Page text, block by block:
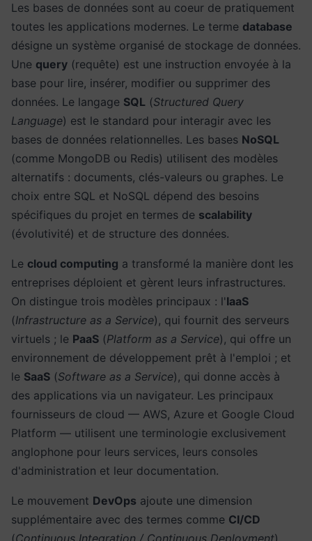
Les bases de données sont au coeur de pratiquement
toutes les applications modernes. Le terme database
désigne un système organisé de stockage de données.
Une query (requête) est une instruction envoyée à la
base pour lire, insérer, modifier ou supprimer des
données. Le langage SQL (Structured Query
Language) est le standard pour interagir avec les
bases de données relationnelles. Les bases NoSQL
(comme MongoDB ou Redis) utilisent des modèles
alternatifs : documents, clés-valeurs ou graphes. Le
choix entre SQL et NoSQL dépend des besoins
spécifiques du projet en termes de scalability
(évolutivité) et de structure des données.
Le cloud computing a transformé la manière dont les
entreprises déploient et gèrent leurs infrastructures.
On distingue trois modèles principaux : l'IaaS
(Infrastructure as a Service), qui fournit des serveurs
virtuels ; le PaaS (Platform as a Service), qui offre un
environnement de développement prêt à l'emploi ; et
le SaaS (Software as a Service), qui donne accès à
des applications via un navigateur. Les principaux
fournisseurs de cloud — AWS, Azure et Google Cloud
Platform — utilisent une terminologie exclusivement
anglophone pour leurs services, leurs consoles
d'administration et leur documentation.
Le mouvement DevOps ajoute une dimension
supplémentaire avec des termes comme CI/CD